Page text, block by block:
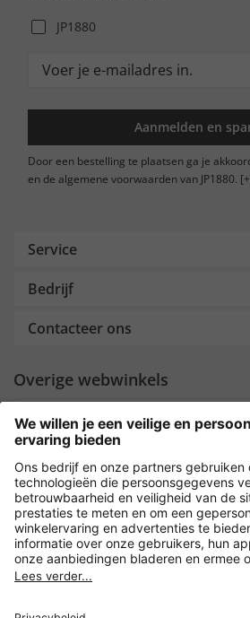
JP1880
Aanmelden en
Door een bestelling te plaatsen ga je
en de algemene voorwaarden van JP1880.
Service
Bedrijf
Contacteer ons
Overige webwinkels
Nederland
Payment and Delivery
Versleuteling met